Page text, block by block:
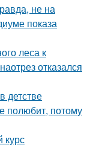
не на
показа
леса к
отказался
детстве
полюбит, потому
курс